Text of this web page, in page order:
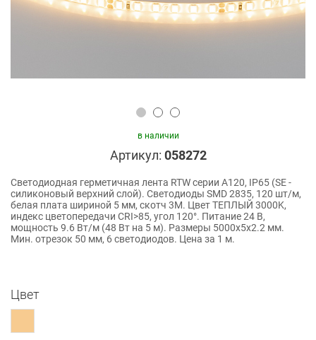
в наличии
Артикул: 058272
Светодиодная герметичная лента RTW серии A120, IP65 (SE -
силиконовый верхний слой). Светодиоды SMD 2835, 120 шт/м,
белая плата шириной 5 мм, скотч 3M. Цвет ТЕПЛЫЙ 3000K,
индекс цветопередачи CRI>85, угол 120°. Питание 24 В,
мощность 9.6 Вт/м (48 Вт на 5 м). Размеры 5000x5x2.2 мм.
Мин. отрезок 50 мм, 6 светодиодов. Цена за 1 м.
Цвет